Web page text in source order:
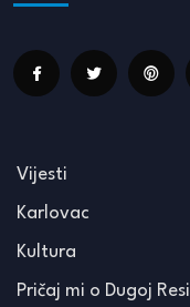
Vijesti
Karlovac
Kultura
Pričaj mi o Dugoj Resi